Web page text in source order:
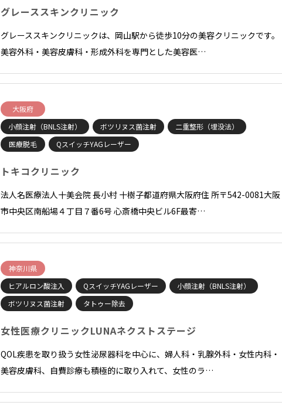
グレーススキンクリニック
グレーススキンクリニックは、岡山駅から徒歩10分の美容クリニックです。
美容外科・美容皮膚科・形成外科を専門とした美容医…
大阪府
小顔注射（BNLS注射）
ボツリヌス菌注射
二重整形（埋没法）
医療脱毛
QスイッチYAGレーザー
トキコクリニック
法人名医療法人十美会院 長小村 十樹子都道府県大阪府住 所〒542-0081大阪
市中央区南船場４丁目７番6号 心斎橋中央ビル6F最寄…
神奈川県
ヒアルロン酸注入
QスイッチYAGレーザー
小顔注射（BNLS注射）
ボツリヌス菌注射
タトゥー除去
女性医療クリニックLUNAネクストステージ
QOL疾患を取り扱う女性泌尿器科を中心に、婦人科・乳腺外科・女性内科・
美容皮膚科、自費診療も積極的に取り入れて、女性のラ…